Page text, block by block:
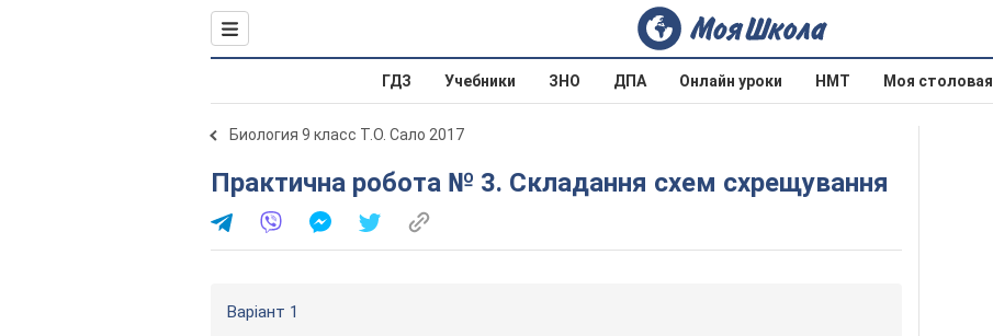
ГДЗ Учебники ЗНО ДПА Онлайн уроки НМТ Моя столовая
Биология 9 класс Т.О. Сало 2017
Практична робота № 3. Складання схем схрещування
Варіант 1